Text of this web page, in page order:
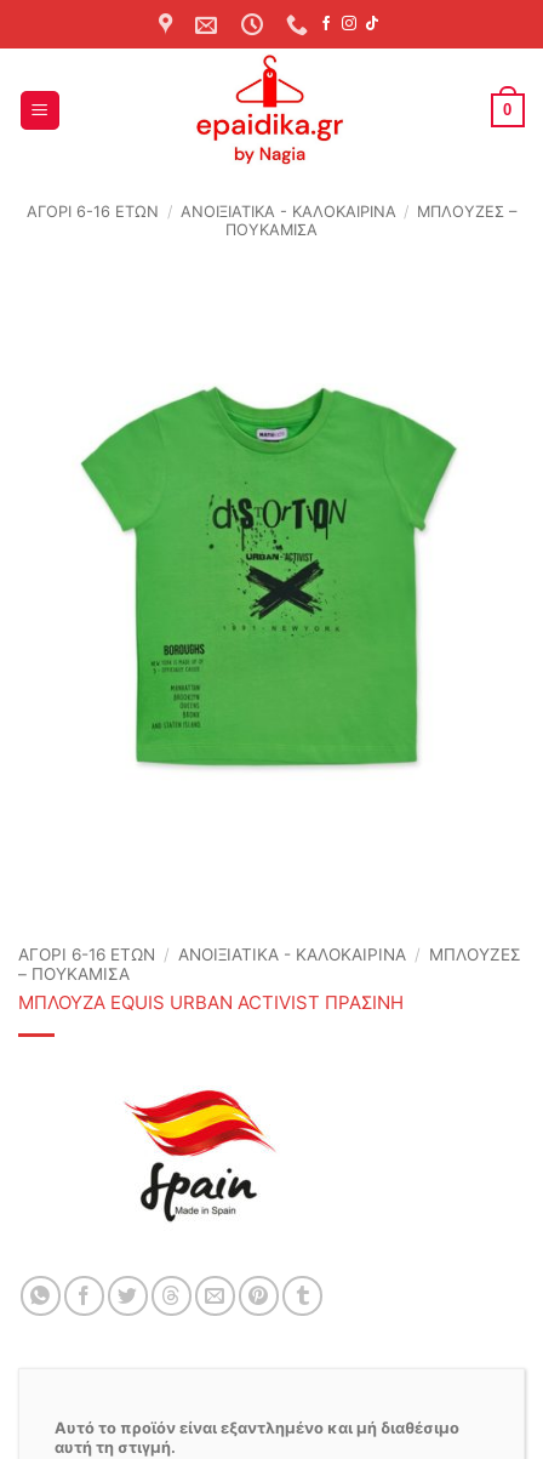
to
0
ΑΓΟΡΙ 6-16 ΕΤΩΝ / ΑΝΟΙΞΙΆΤΙΚΑ - ΚΑΛΟΚΑΙΡΙΝΆ / ΜΠΛΟΥΖΕΣ –
ΠΟΥΚΑΜΙΣΑ
ΑΓΟΡΙ 6-16 ΕΤΩΝ / ΑΝΟΙΞΙΆΤΙΚΑ - ΚΑΛΟΚΑΙΡΙΝΆ / ΜΠΛΟΥΖΕΣ
– ΠΟΥΚΑΜΙΣΑ
ΜΠΛΟΥΖΑ EQUIS URBAN ACTIVIST ΠΡΑΣΙΝΗ
Αυτό το προϊόν είναι εξαντλημένο και μή διαθέσιμο
αυτή τη στιγμή.